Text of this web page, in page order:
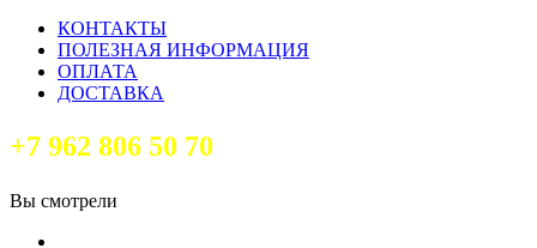
КОНТАКТЫ
ПОЛЕЗНАЯ ИНФОРМАЦИЯ
ОПЛАТА
ДОСТАВКА
+7 962 806 50 70
Вы смотрели